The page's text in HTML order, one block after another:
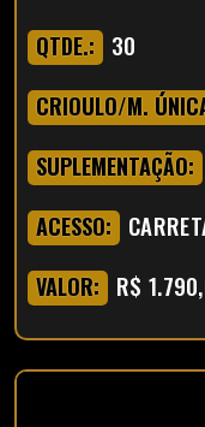
QTDE.: 30
CRIOULO/M.
SUPLEMENTAÇÃO:
ACESSO:
VALOR: R$